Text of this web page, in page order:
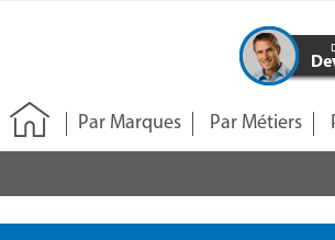
Par Marques Par Métiers